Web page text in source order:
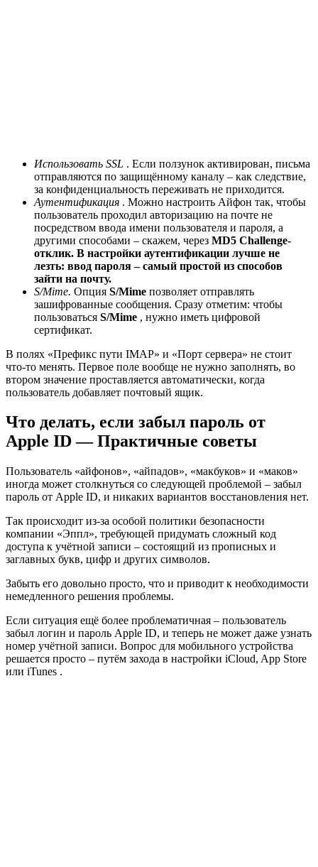
Использовать SSL . Если ползунок активирован, письма
отправляются по защищённому каналу – как следствие,
за конфиденциальность переживать не приходится.
Аутентификация . Можно настроить Айфон так, чтобы
пользователь проходил авторизацию на почте не
посредством ввода имени пользователя и пароля, а
другими способами – скажем, через MD5 Challenge-
отклик. В настройки аутентификации лучше не
лезть: ввод пароля – самый простой из способов
зайти на почту.
S/Mime. Опция S/Mime позволяет отправлять
зашифрованные сообщения. Сразу отметим: чтобы
пользоваться S/Mime , нужно иметь цифровой
сертификат.
В полях «Префикс пути IMAP» и «Порт сервера» не стоит
что-то менять. Первое поле вообще не нужно заполнять, во
втором значение проставляется автоматически, когда
пользователь добавляет почтовый ящик.
Что делать, если забыл пароль от
Apple ID — Практичные советы
Пользователь «айфонов», «айпадов», «макбуков» и «маков»
иногда может столкнуться со следующей проблемой – забыл
пароль от Apple ID, и никаких вариантов восстановления нет.
Так происходит из-за особой политики безопасности
компании «Эппл», требующей придумать сложный код
доступа к учётной записи – состоящий из прописных и
заглавных букв, цифр и других символов.
Забыть его довольно просто, что и приводит к необходимости
немедленного решения проблемы.
Если ситуация ещё более проблематичная – пользователь
забыл логин и пароль Apple ID, и теперь не может даже узнать
номер учётной записи. Вопрос для мобильного устройства
решается просто – путём захода в настройки iCloud, App Store
или iTunes .